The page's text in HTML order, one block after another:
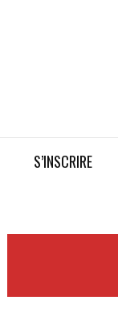
S’INSCRIRE